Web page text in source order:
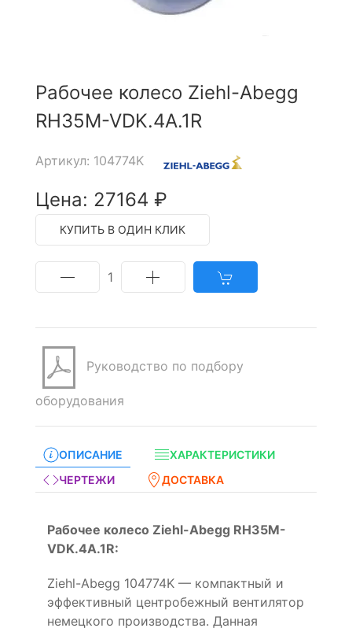
Рабочее колесо Ziehl-Abegg
RH35M-VDK.4A.1R
Артикул: 104774K
Цена: 27164 ₽
КУПИТЬ В ОДИН КЛИК
1
Руководство по подбору
оборудования
ОПИСАНИЕ
ХАРАКТЕРИСТИКИ
ЧЕРТЕЖИ
ДОСТАВКА
Рабочее колесо Ziehl-Abegg RH35M-
VDK.4A.1R:
Ziehl-Abegg 104774K — компактный и
эффективный центробежный вентилятор
немецкого производства. Данная